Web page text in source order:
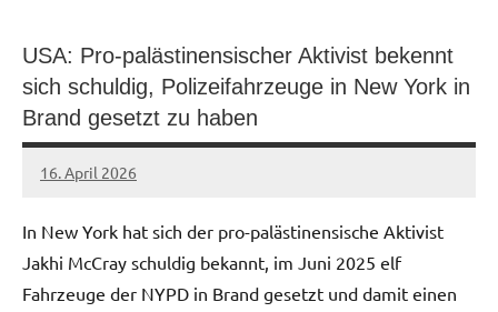
USA: Pro-palästinensischer Aktivist bekennt
sich schuldig, Polizeifahrzeuge in New York in
Brand gesetzt zu haben
16. April 2026
network
In New York hat sich der pro-palästinensische Aktivist
Jakhi McCray schuldig bekannt, im Juni 2025 elf
Fahrzeuge der NYPD in Brand gesetzt und damit einen